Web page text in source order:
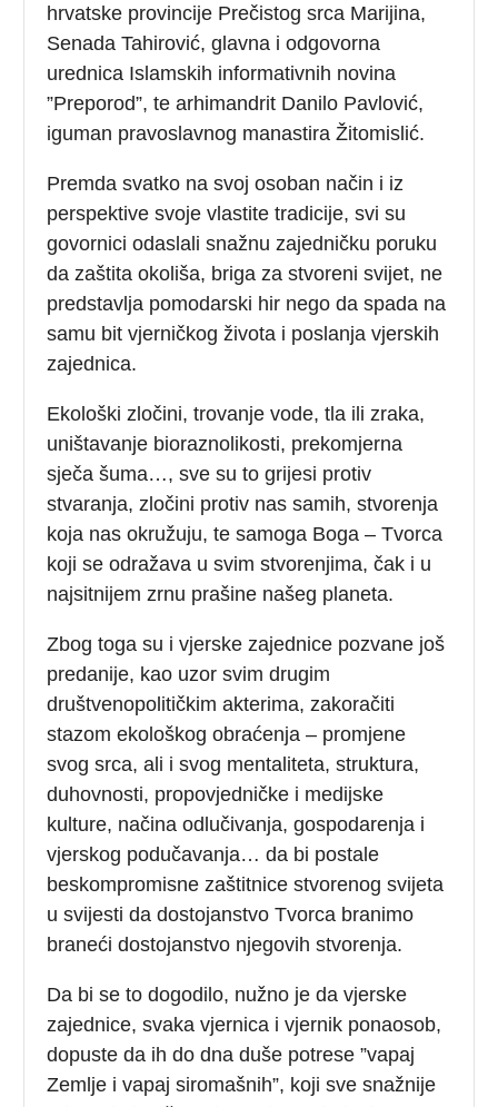
hrvatske provincije Prečistog srca Marijina,
Senada Tahirović, glavna i odgovorna
urednica Islamskih informativnih novina
”Preporod”, te arhimandrit Danilo Pavlović,
iguman pravoslavnog manastira Žitomislić.
Premda svatko na svoj osoban način i iz
perspektive svoje vlastite tradicije, svi su
govornici odaslali snažnu zajedničku poruku
da zaštita okoliša, briga za stvoreni svijet, ne
predstavlja pomodarski hir nego da spada na
samu bit vjerničkog života i poslanja vjerskih
zajednica.
Ekološki zločini, trovanje vode, tla ili zraka,
uništavanje bioraznolikosti, prekomjerna
sječa šuma…, sve su to grijesi protiv
stvaranja, zločini protiv nas samih, stvorenja
koja nas okružuju, te samoga Boga – Tvorca
koji se odražava u svim stvorenjima, čak i u
najsitnijem zrnu prašine našeg planeta.
Zbog toga su i vjerske zajednice pozvane još
predanije, kao uzor svim drugim
društvenopolitičkim akterima, zakoračiti
stazom ekološkog obraćenja – promjene
svog srca, ali i svog mentaliteta, struktura,
duhovnosti, propovjedničke i medijske
kulture, načina odlučivanja, gospodarenja i
vjerskog podučavanja… da bi postale
beskompromisne zaštitnice stvorenog svijeta
u svijesti da dostojanstvo Tvorca branimo
braneći dostojanstvo njegovih stvorenja.
Da bi se to dogodilo, nužno je da vjerske
zajednice, svaka vjernica i vjernik ponaosob,
dopuste da ih do dna duše potrese ”vapaj
Zemlje i vapaj siromašnih”, koji sve snažnije